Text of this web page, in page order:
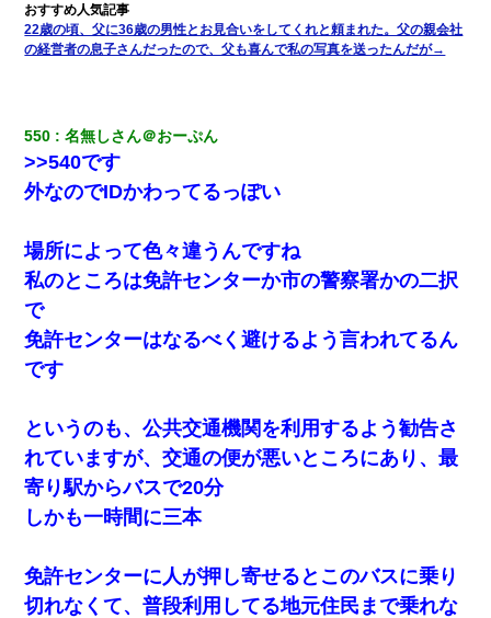
ら・・・
10年ほど前、息子がまだ年中だった時に離婚したんだけど、一昨
年の暮れに突然息子が職場を訪ねてきた。
ことは謝ります。ごめんなさい…』私「お子さんはフリン略奪婚
って知ってるの？」相手『 』結果→
夫の友達がBBQを定期的に開催して夫婦で参加してたんだけど、
女性側のリーダーみたいな人に「BBQは友達とやりなよ！」と言
われて…
た。
妊娠中に「おいこのブタ女！てめー席譲れ！」と絡まれ腹を殴る
真似された。泣きながら夫に話すと一年後に…
てるの！」私「ですから」上司「黙って聞きなさい！」私「それ
は」上司「言い訳しない！」→結果ｗｗｗｗｗ
22歳の頃、父に36歳の男性とお見合いをしてくれと頼まれた。父の親会社
の経営者の息子さんだったので、父も喜んで私の写真を送ったんだが→
550 名無しさん＠おーぷん
>>540です
外なのでIDかわってるっぽい
場所によって色々違うんですね
私のところは免許センターか市の警察署かの二択
で
免許センターはなるべく避けるよう言われてるん
です
というのも、公共交通機関を利用するよう勧告さ
れていますが、交通の便が悪いところにあり、最
寄り駅からバスで20分
しかも一時間に三本
免許センターに人が押し寄せるとこのバスに乗り
切れなくて、普段利用してる地元住民まで乗れな